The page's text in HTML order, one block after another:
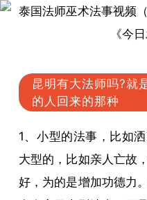
昆明有大法师吗?就
的人回来的那种
1、小型的法事，比如
大型的，比如亲人亡故
好，为的是增加功德力